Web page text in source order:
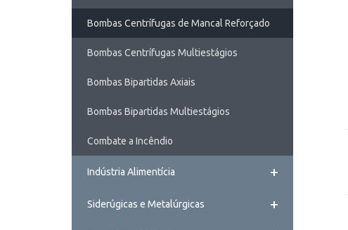
Bombas Centrífugas de Mancal Reforçado
Bombas Centrífugas Multiestágios
Bombas Bipartidas Axiais
Bombas Bipartidas Multiestágios
Combate a Incêndio
Indústria Alimentícia
Siderúgicas e Metalúrgicas